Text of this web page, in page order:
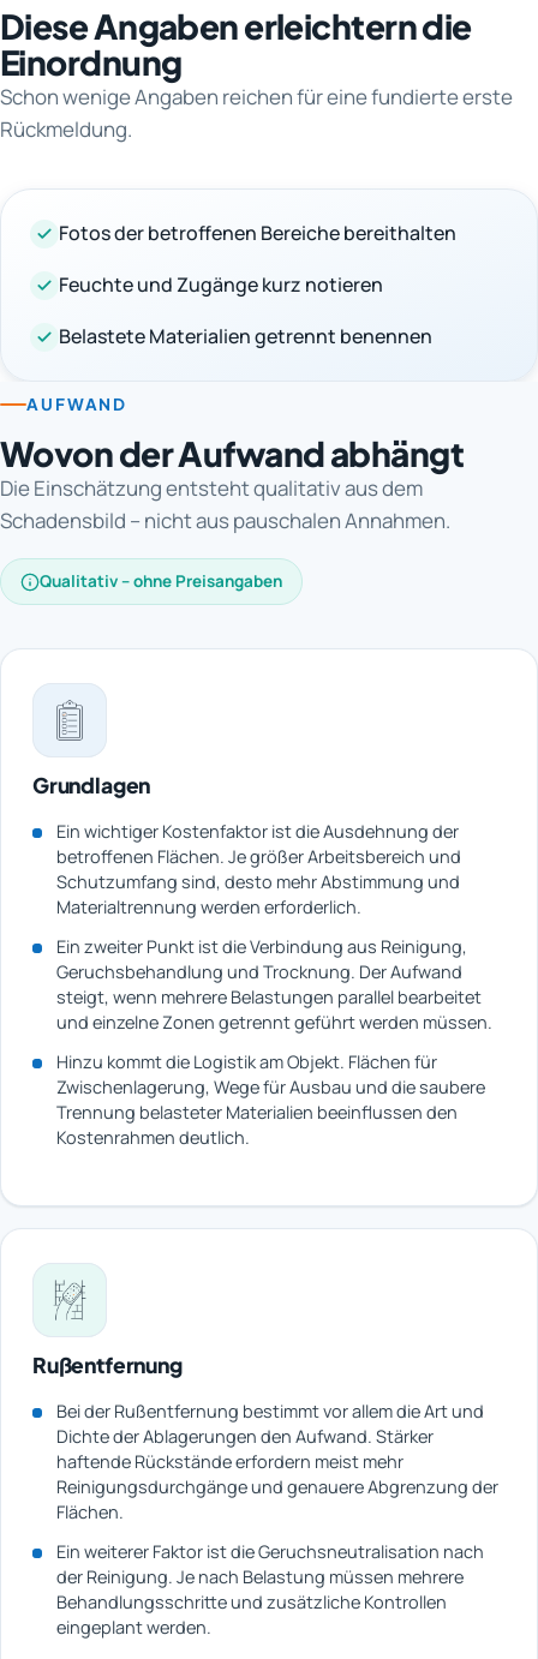
Diese Angaben erleichtern die
Einordnung
Schon wenige Angaben reichen für eine fundierte erste
Rückmeldung.
Fotos der betroffenen Bereiche bereithalten
Feuchte und Zugänge kurz notieren
Belastete Materialien getrennt benennen
AUFWAND
Wovon der Aufwand abhängt
Die Einschätzung entsteht qualitativ aus dem
Schadensbild – nicht aus pauschalen Annahmen.
Qualitativ – ohne Preisangaben
Grundlagen
Ein wichtiger Kostenfaktor ist die Ausdehnung der
betroffenen Flächen. Je größer Arbeitsbereich und
Schutzumfang sind, desto mehr Abstimmung und
Materialtrennung werden erforderlich.
Ein zweiter Punkt ist die Verbindung aus Reinigung,
Geruchsbehandlung und Trocknung. Der Aufwand
steigt, wenn mehrere Belastungen parallel bearbeitet
und einzelne Zonen getrennt geführt werden müssen.
Hinzu kommt die Logistik am Objekt. Flächen für
Zwischenlagerung, Wege für Ausbau und die saubere
Trennung belasteter Materialien beeinflussen den
Kostenrahmen deutlich.
Rußentfernung
Bei der Rußentfernung bestimmt vor allem die Art und
Dichte der Ablagerungen den Aufwand. Stärker
haftende Rückstände erfordern meist mehr
Reinigungsdurchgänge und genauere Abgrenzung der
Flächen.
Ein weiterer Faktor ist die Geruchsneutralisation nach
der Reinigung. Je nach Belastung müssen mehrere
Behandlungsschritte und zusätzliche Kontrollen
eingeplant werden.